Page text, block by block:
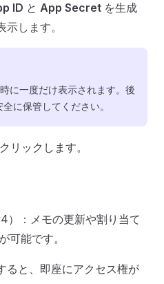
ID と App Secret を生成
します。
に一度だけ表示されます。後
に保管してください。
リックします。
）：メモの更新や割り当て
可能です。
ると、即座にアクセス権が